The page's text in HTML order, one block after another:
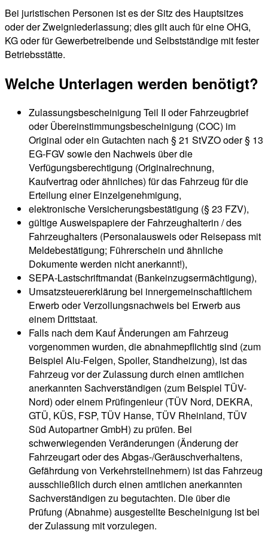
Bei juristischen Personen ist es der Sitz des Hauptsitzes
oder der Zweigniederlassung; dies gilt auch für eine OHG,
KG oder für Gewerbetreibende und Selbstständige mit fester
Betriebsstätte.
Welche Unterlagen werden benötigt?
Zulassungsbescheinigung Teil II oder Fahrzeugbrief
oder Übereinstimmungsbescheinigung (COC) im
Original oder ein Gutachten nach § 21 StVZO oder § 13
EG-FGV sowie den Nachweis über die
Verfügungsberechtigung (Originalrechnung,
Kaufvertrag oder ähnliches) für das Fahrzeug für die
Erteilung einer Einzelgenehmigung,
elektronische Versicherungsbestätigung (§ 23 FZV),
gültige Ausweispapiere der Fahrzeughalterin / des
Fahrzeughalters (Personalausweis oder Reisepass mit
Meldebestätigung; Führerschein und ähnliche
Dokumente werden nicht anerkannt!),
SEPA-Lastschriftmandat (Bankeinzugsermächtigung),
Umsatzsteuererklärung bei innergemeinschaftlichem
Erwerb oder Verzollungsnachweis bei Erwerb aus
einem Drittstaat.
Falls nach dem Kauf Änderungen am Fahrzeug
vorgenommen wurden, die abnahmepflichtig sind (zum
Beispiel Alu-Felgen, Spoiler, Standheizung), ist das
Fahrzeug vor der Zulassung durch einen amtlichen
anerkannten Sachverständigen (zum Beispiel TÜV-
Nord) oder einem Prüfingenieur (TÜV Nord, DEKRA,
GTÜ, KÜS, FSP, TÜV Hanse, TÜV Rheinland, TÜV
Süd Autopartner GmbH) zu prüfen. Bei
schwerwiegenden Veränderungen (Änderung der
Fahrzeugart oder des Abgas-/Geräuschverhaltens,
Gefährdung von Verkehrsteilnehmern) ist das Fahrzeug
ausschließlich durch einen amtlichen anerkannten
Sachverständigen zu begutachten. Die über die
Prüfung (Abnahme) ausgestellte Bescheinigung ist bei
der Zulassung mit vorzulegen.